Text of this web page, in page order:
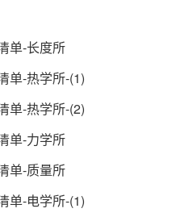
单-长度所
单-热学所-(1)
单-热学所-(2)
单-力学所
单-质量所
单-电学所-(1)